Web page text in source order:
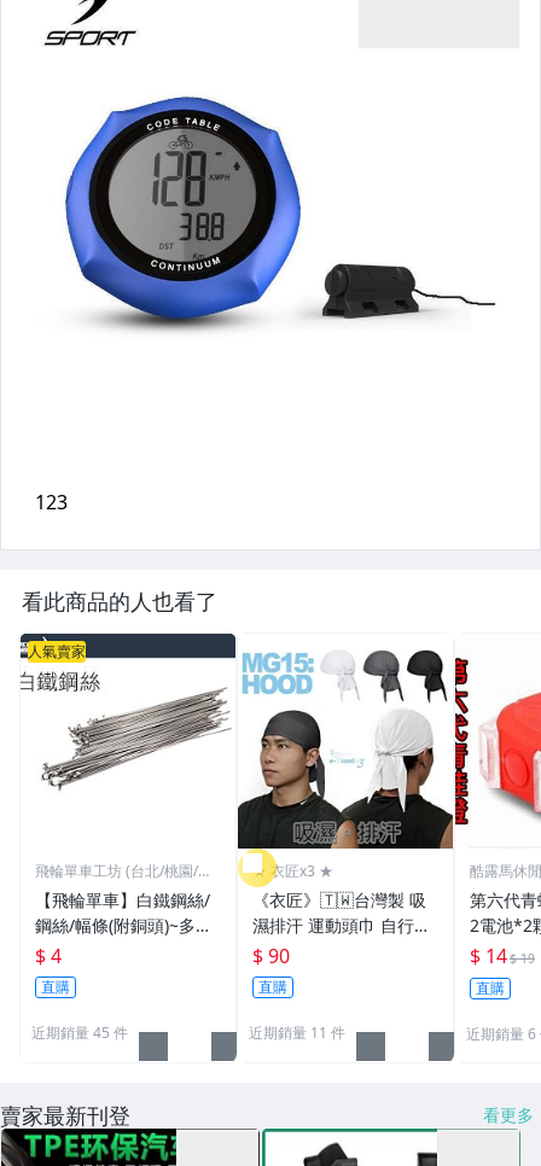
看此商品的人也看了
人氣賣家
飛輪單車工坊 (台北/桃園/高
【飛輪單車】白鐵鋼絲/
鋼絲/幅條(附銅頭)~多種
規格/一支價格需要多少
買多少[1101]
$ 4
直購
近期銷量 45 件
★ 衣匠x3 ★
《衣匠》🇹🇼台灣製 吸
濕排汗 運動頭巾 自行車
頭巾 機車 自行車小帽 海
盜帽﹝MG15﹞
$ 90
直購
近期銷量 11 件
酷露馬休
第六代青蛙燈 (
2電池*2
警示燈
車尾燈
1
$ 14$ 19
直購
近期銷量 6
賣家最新刊登 看更多